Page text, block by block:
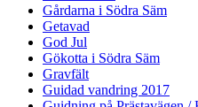
Gårdarna i Södra Säm
Getavad
God Jul
Gökotta i Södra Säm
Gravfält
Guidad vandring 2017